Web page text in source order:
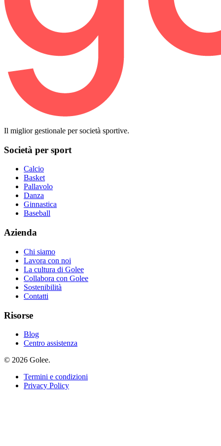
Il miglior gestionale per società sportive.
Società per sport
Calcio
Basket
Pallavolo
Danza
Ginnastica
Baseball
Azienda
Chi siamo
Lavora con noi
La cultura di Golee
Collabora con Golee
Sostenibilità
Contatti
Risorse
Blog
Centro assistenza
© 2026 Golee.
Termini e condizioni
Privacy Policy